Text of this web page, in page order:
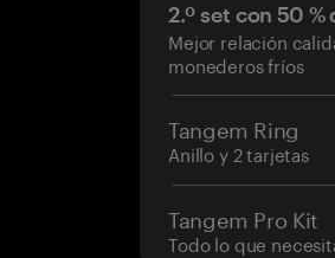
2.º set con 50
Mejor relación
monederos fríos
Tangem Ring
Anillo y 2 tarjetas
Tangem Pro Kit
Todo lo que